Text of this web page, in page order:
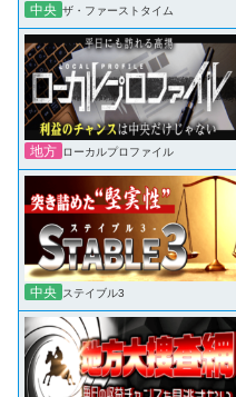
中央 ザ・ファーストタイム
地方 ローカルプロファイル
中央 ステイブル3